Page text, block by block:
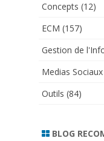
Concepts (12)
ECM (157)
Gestion de
Medias Sociaux
Outils (84)
BLOG